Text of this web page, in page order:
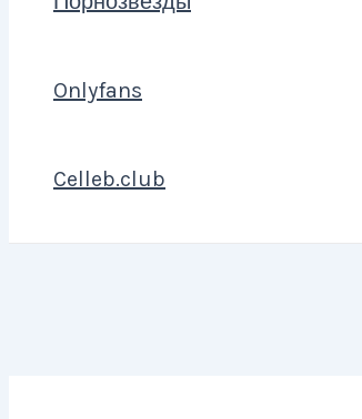
Onlyfans
Celleb.club